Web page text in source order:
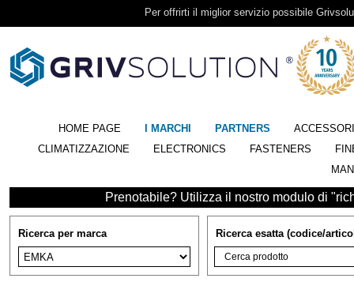
Per offrirti il miglior servizio possibile
HOME PAGE I MARCHI PARTNERS
ACCESSORI
CLIMATIZZAZIONE
ELECTRONICS FASTENERS
Prenotabile? Utilizza il nostro modulo di
Ricerca per marca Ricerca esatta (codice/